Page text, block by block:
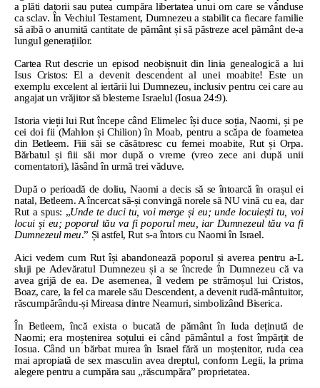
a plăti datorii sau putea cumpăra libertatea unui om care se vânduse
ca sclav. În Vechiul Testament, Dumnezeu a stabilit ca fiecare familie
să aibă o anumită cantitate de pământ și să păstreze acel pământ de-a
lungul generațiilor.
Cartea Rut descrie un episod neobișnuit din linia genealogică a lui
Isus Cristos: El a devenit descendent al unei moabite! Este un
exemplu excelent al iertării lui Dumnezeu, inclusiv pentru cei care au
angajat un vrăjitor să blesteme Israelul (Iosua 24:9).
Istoria vieții lui Rut începe când Elimelec își duce soția, Naomi, și pe
cei doi fii (Mahlon și Chilion) în Moab, pentru a scăpa de foametea
din Betleem. Fiii săi se căsătoresc cu femei moabite, Rut și Orpa.
Bărbatul și fiii săi mor după o vreme (vreo zece ani după unii
comentatori), lăsând în urmă trei văduve.
După o perioadă de doliu, Naomi a decis să se întoarcă în orașul ei
natal, Betleem. A încercat să-și convingă norele să NU vină cu ea, dar
Rut a spus: „Unde te duci tu, voi merge și eu; unde locuiești tu, voi
locui și eu; poporul tău va fi poporul meu, iar Dumnezeul tău va fi
Dumnezeul meu.” Și astfel, Rut s-a întors cu Naomi în Israel.
Aici vedem cum Rut își abandonează poporul și averea pentru a-L
sluji pe Adevăratul Dumnezeu și a se încrede în Dumnezeu că va
avea grijă de ea. De asemenea, îl vedem pe strămoșul lui Cristos,
Boaz, care, la fel ca marele său Descendent, a devenit rudă-mântuitor,
răscumpărându-și Mireasa dintre Neamuri, simbolizând Biserica.
În Betleem, încă exista o bucată de pământ în Iuda deținută de
Naomi; era moștenirea soțului ei când pământul a fost împărțit de
Iosua. Când un bărbat murea în Israel fără un moștenitor, ruda cea
mai apropiată de sex masculin avea dreptul, conform Legii, la prima
alegere pentru a cumpăra sau „răscumpăra” proprietatea.